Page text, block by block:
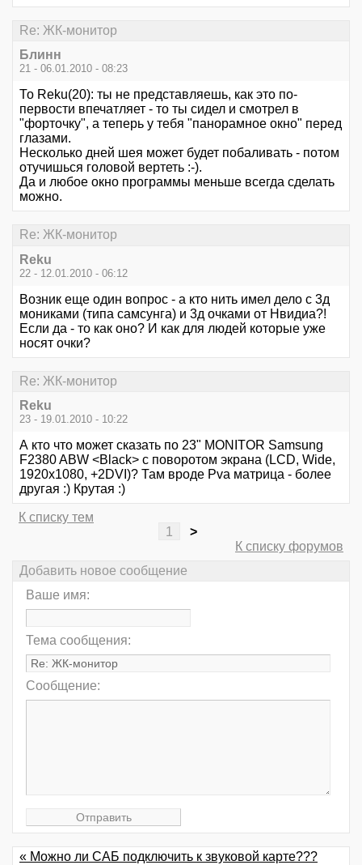
Re: ЖК-монитор
Блинн
21 - 06.01.2010 - 08:23
То Reku(20): ты не представляешь, как это по-
первости впечатляет - то ты сидел и смотрел в
"форточку", а теперь у тебя "панорамное окно" перед
глазами.
Несколько дней шея может будет побаливать - потом
отучишься головой вертеть :-).
Да и любое окно программы меньше всегда сделать
можно.
Re: ЖК-монитор
Reku
22 - 12.01.2010 - 06:12
Возник еще один вопрос - а кто нить имел дело с 3д
мониками (типа самсунга) и 3д очками от Нвидиа?!
Если да - то как оно? И как для людей которые уже
носят очки?
Re: ЖК-монитор
Reku
23 - 19.01.2010 - 10:22
А кто что может сказать по 23" MONITOR Samsung
F2380 ABW <Black> с поворотом экрана (LCD, Wide,
1920x1080, +2DVI)? Там вроде Pva матрица - более
другая :) Крутая :)
К списку тем
1
>
К списку форумов
Добавить новое сообщение
Ваше имя:
Тема сообщения:
Сообщение:
« Можно ли САБ подключить к звуковой карте???